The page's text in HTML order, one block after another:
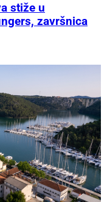
stiže u
završnica